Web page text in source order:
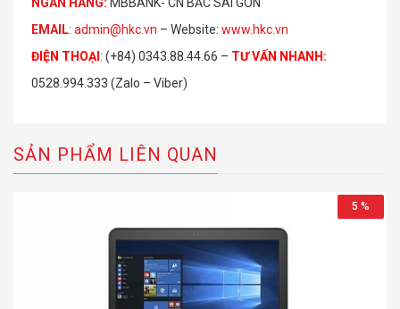
EMAIL: admin@hkc.vn – Website: www.hkc.vn
ĐIỆN THOẠI : (+84) 0343.88.44.66 – TƯ VẤN NHANH :
0528.994.333 (Zalo – Viber)
SẢN PHẨM LIÊN QUAN
5 %